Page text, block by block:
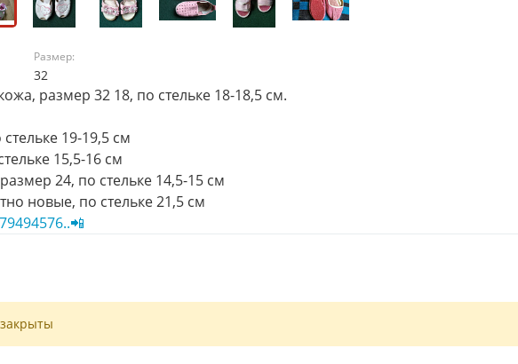
Размер:
32
размер 32 18, по стельке 18-18,5 см.
19-19,5 см
15,5-16 см
24, по стельке 14,5-15 см
новые, по стельке 21,5 см